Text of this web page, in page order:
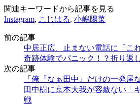
関連キーワードから記事を見る
Instagram, こじはる, 小嶋陽菜
前の記事
中居正広、止まない電話に「こ
奇跡体験でパニック！？折り返
次の記事
「俺『なぁ田中』だけの一発屋
田中樹に京本大我が容赦ない「
戦